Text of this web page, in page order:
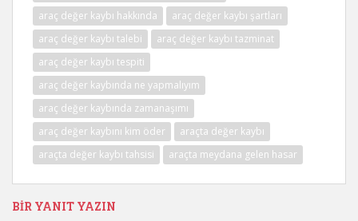
araç değer kaybı hakkında
araç değer kaybı şartları
araç değer kaybı talebi
araç değer kaybı tazminat
araç değer kaybı tespiti
araç değer kaybında ne yapmalıyım
araç değer kaybında zamanaşımı
araç değer kaybını kim öder
araçta değer kaybı
araçta değer kaybı tahsisi
araçta meydana gelen hasar
BIR YANIT YAZIN